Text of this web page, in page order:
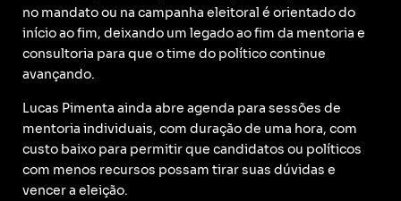
no mandato ou na campanha eleitoral é orientado do
início ao fim, deixando um legado ao fim da mentoria e
consultoria para que o time do político continue
avançando.
Lucas Pimenta ainda abre agenda para sessões de
mentoria individuais, com duração de uma hora, com
custo baixo para permitir que candidatos ou políticos
com menos recursos possam tirar suas dúvidas e
vencer a eleição.